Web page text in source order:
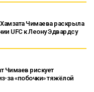
Чимаева раскрыла
UFC к Леону Эдвардсу
Чимаев рискует
за «побочки» тяжёлой